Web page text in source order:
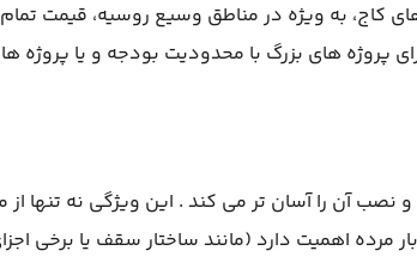
کاج، به ویژه در مناطق وسیع روسیه، قیمت
پروژه های بزرگ با محدودیت بودجه و یا پروژه
آن را آسان تر می کند . این ویژگی نه تنها از
اهمیت دارد (مانند ساختار سقف یا برخی